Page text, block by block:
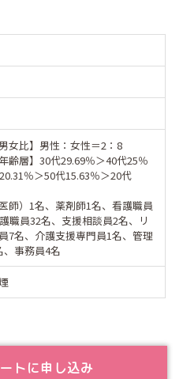
女比】男性：女性＝2：8
齢層】30代29.69％＞40代25％
％＞50代15.63％＞20代
師）1名、薬剤師1名、看護職員
職員32名、支援相談員2名、リ
7名、介護支援専門員1名、管理
、事務員4名
トに申し込み